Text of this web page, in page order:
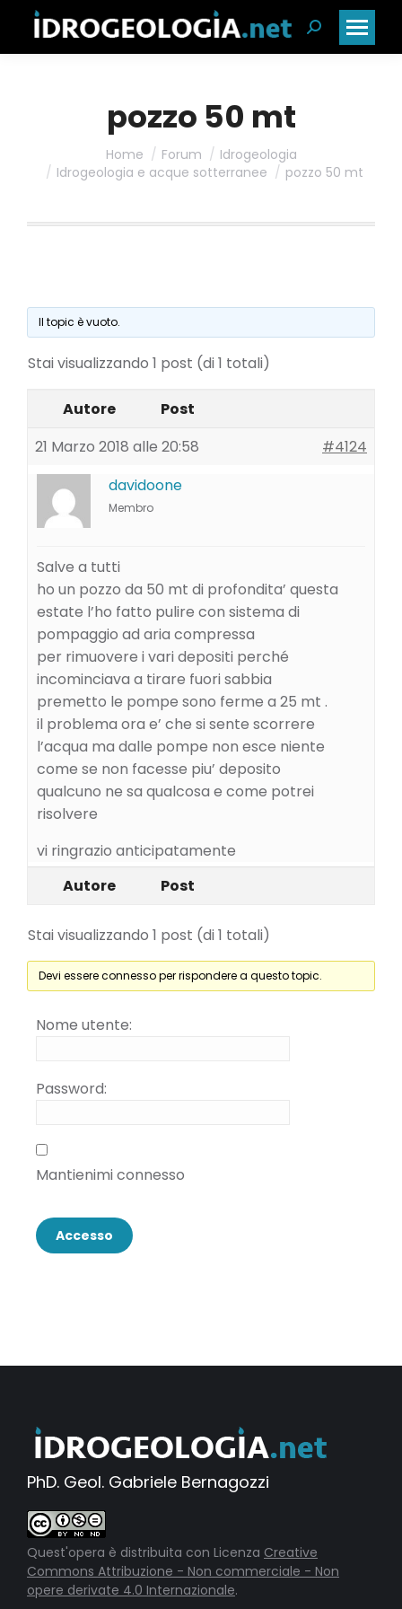
Cerca:
pozzo 50 mt
Home Forum
Idrogeologia
Idrogeologia e acque sotterranee
pozzo 50 mt
Il topic è vuoto.
Stai visualizzando 1 post (di 1 totali)
Autore
Post
21 Marzo 2018 alle 20:58
#4124
davidoone
Membro
Salve a tutti
ho un pozzo da 50 mt di profondita’ questa
estate l’ho fatto pulire con sistema di
pompaggio ad aria compressa
per rimuovere i vari depositi perché
incominciava a tirare fuori sabbia
premetto le pompe sono ferme a 25 mt .
il problema ora e’ che si sente scorrere
l’acqua ma dalle pompe non esce niente
come se non facesse piu’ deposito
qualcuno ne sa qualcosa e come potrei
risolvere
vi ringrazio anticipatamente
Autore
Post
Stai visualizzando 1 post (di 1 totali)
Devi essere connesso per rispondere a questo topic.
Nome utente:
Password:
Mantienimi connesso
Accesso
PhD. Geol. Gabriele Bernagozzi
Quest'opera è distribuita con Licenza Creative
Commons Attribuzione - Non commerciale - Non
opere derivate 4.0 Internazionale.